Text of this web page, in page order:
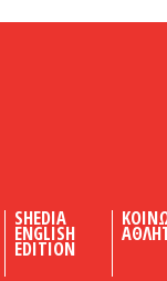
SHEDIA
ENGLISH
EDITION